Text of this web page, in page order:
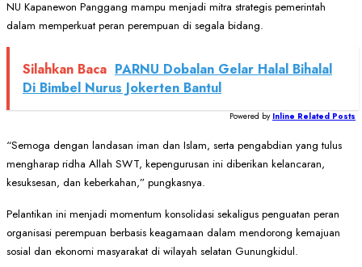
NU Kapanewon Panggang mampu menjadi mitra strategis pemerintah
dalam memperkuat peran perempuan di segala bidang.
Silahkan Baca PARNU Dobalan Gelar Halal Bihalal
Di Bimbel Nurus Jokerten Bantul
Powered by Inline Related Posts
“Semoga dengan landasan iman dan Islam, serta pengabdian yang tulus
mengharap ridha Allah SWT, kepengurusan ini diberikan kelancaran,
kesuksesan, dan keberkahan,” pungkasnya.
Pelantikan ini menjadi momentum konsolidasi sekaligus penguatan peran
organisasi perempuan berbasis keagamaan dalam mendorong kemajuan
sosial dan ekonomi masyarakat di wilayah selatan Gunungkidul.